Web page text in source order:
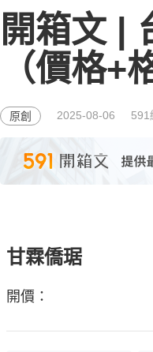
開箱文 |
（價格+
原創 2025-08-06 591
甘霖僑琚
開價：